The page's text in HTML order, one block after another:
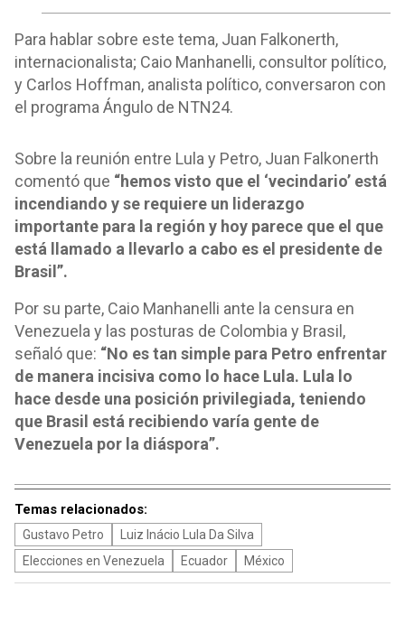
Para hablar sobre este tema, Juan Falkonerth,
internacionalista; Caio Manhanelli, consultor político,
y Carlos Hoffman, analista político, conversaron con
el programa Ángulo de NTN24.
Sobre la reunión entre Lula y Petro, Juan Falkonerth
comentó que “hemos visto que el ‘vecindario’ está
incendiando y se requiere un liderazgo
importante para la región y hoy parece que el que
está llamado a llevarlo a cabo es el presidente de
Brasil”.
Por su parte, Caio Manhanelli ante la censura en
Venezuela y las posturas de Colombia y Brasil,
señaló que: “No es tan simple para Petro enfrentar
de manera incisiva como lo hace Lula. Lula lo
hace desde una posición privilegiada, teniendo
que Brasil está recibiendo varía gente de
Venezuela por la diáspora”.
Temas relacionados:
Gustavo Petro
Luiz Inácio Lula Da Silva
Elecciones en Venezuela
Ecuador México